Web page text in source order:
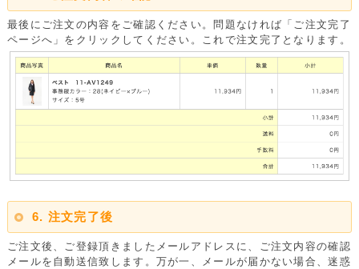
最後にご注文の内容をご確認ください。問題なければ「ご注文完了
ページへ」をクリックしてください。これで注文完了となります。
6. 注文完了後
ご注文後、ご登録頂きましたメールアドレスに、ご注文内容の確認
メールを自動送信致します。万が一、メールが届かない場合、迷惑